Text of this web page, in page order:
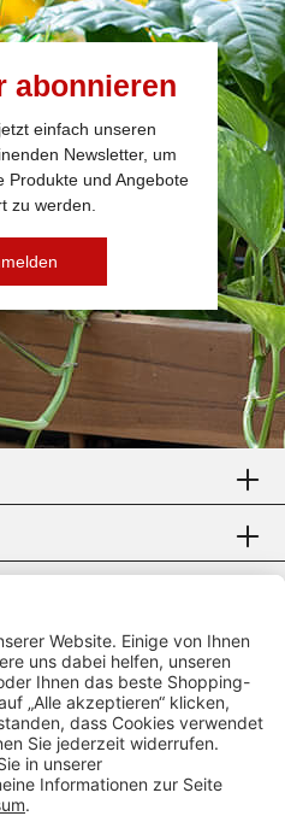
abonnieren
einfach unseren
Newsletter, um
Produkte und Angebote
zu werden.